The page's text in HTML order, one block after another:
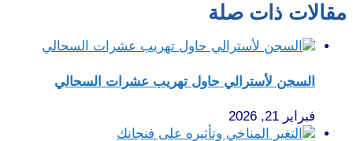
مقالات ذات صلة
السجن لأسترالي حاول تهريب عشرات السحالي
فبراير 21, 2026